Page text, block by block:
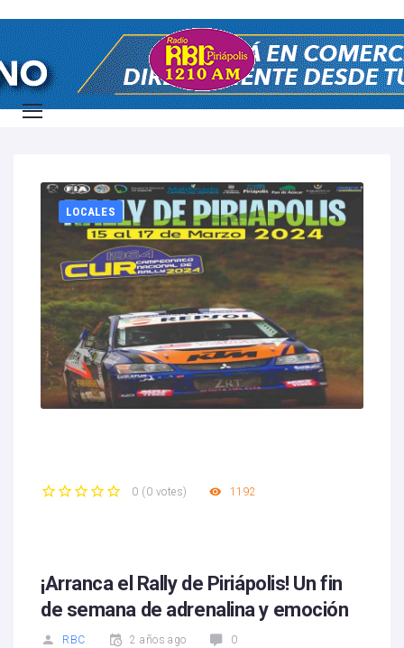
Home 2024 marzo 15
LOCALES
0 ( 0 votes) 1192
¡Arranca el Rally de Piriápolis! Un fin
de semana de adrenalina y emoción
RBC 2 años ago 0